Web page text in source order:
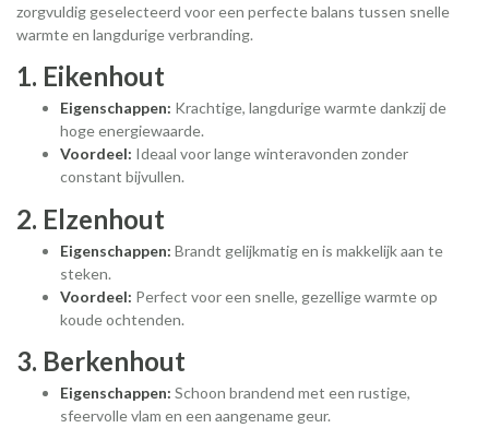
zorgvuldig geselecteerd voor een perfecte balans tussen snelle
warmte en langdurige verbranding.
1. Eikenhout
Eigenschappen: Krachtige, langdurige warmte dankzij de
hoge energiewaarde.
Voordeel: Ideaal voor lange winteravonden zonder
constant bijvullen.
2. Elzenhout
Eigenschappen: Brandt gelijkmatig en is makkelijk aan te
steken.
Voordeel: Perfect voor een snelle, gezellige warmte op
koude ochtenden.
3. Berkenhout
Eigenschappen: Schoon brandend met een rustige,
sfeervolle vlam en een aangename geur.